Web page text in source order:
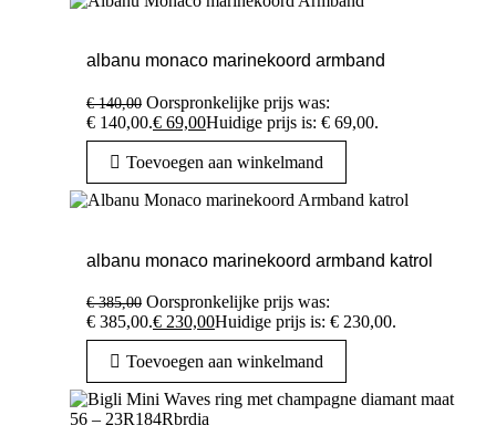
albanu monaco marinekoord armband
€140,00 Oorspronkelijke prijs was:
€ 140,00.€ 69,00Huidige prijs is: € 69,00.
Toevoegen aan winkelmand
albanu monaco marinekoord armband katrol
€385,00 Oorspronkelijke prijs was:
€ 385,00.€ 230,00Huidige prijs is: € 230,00.
Toevoegen aan winkelmand